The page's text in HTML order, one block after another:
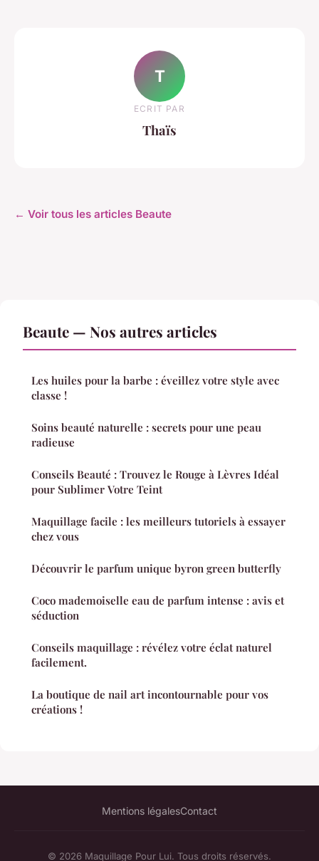
T
ECRIT PAR
Thaïs
← Voir tous les articles Beaute
Beaute — Nos autres articles
Les huiles pour la barbe : éveillez votre style avec
classe !
Soins beauté naturelle : secrets pour une peau
radieuse
Conseils Beauté : Trouvez le Rouge à Lèvres Idéal
pour Sublimer Votre Teint
Maquillage facile : les meilleurs tutoriels à essayer
chez vous
Découvrir le parfum unique byron green butterfly
Coco mademoiselle eau de parfum intense : avis et
séduction
Conseils maquillage : révélez votre éclat naturel
facilement.
La boutique de nail art incontournable pour vos
créations !
Mentions légalesContact
© 2026 Maquillage Pour Lui. Tous droits réservés.